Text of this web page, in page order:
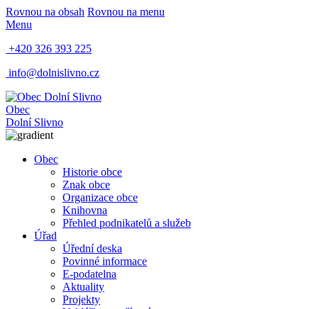
Rovnou na obsah Rovnou na menu
Menu
+420 326 393 225
info@dolnislivno.cz
Obec
Dolní Slivno
Obec
Historie obce
Znak obce
Organizace obce
Knihovna
Přehled podnikatelů a služeb
Úřad
Úřední deska
Povinné informace
E-podatelna
Aktuality
Projekty